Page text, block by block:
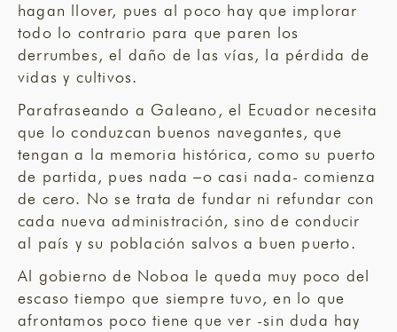
hagan llover, pues al poco hay que implorar
todo lo contrario para que paren los
derrumbes, el daño de las vías, la pérdida de
vidas y cultivos.
Parafraseando a Galeano, el Ecuador necesita
que lo conduzcan buenos navegantes, que
tengan a la memoria histórica, como su puerto
de partida, pues nada –o casi nada- comienza
de cero. No se trata de fundar ni refundar con
cada nueva administración, sino de conducir
al país y su población salvos a buen puerto.
Al gobierno de Noboa le queda muy poco del
escaso tiempo que siempre tuvo, en lo que
afrontamos poco tiene que ver -sin duda hay